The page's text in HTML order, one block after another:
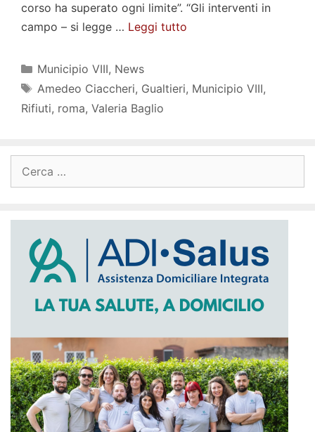
corso ha superato ogni limite”. “Gli interventi in
campo – si legge … Leggi tutto
Categorie
Municipio VIII, News
Tag
Amedeo Ciaccheri, Gualtieri, Municipio VIII,
Rifiuti, roma, Valeria Baglio
per: